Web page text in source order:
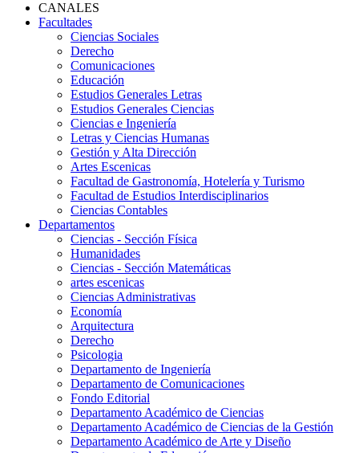
CANALES
Facultades
Ciencias Sociales
Derecho
Comunicaciones
Educación
Estudios Generales Letras
Estudios Generales Ciencias
Ciencias e Ingeniería
Letras y Ciencias Humanas
Gestión y Alta Dirección
Artes Escenicas
Facultad de Gastronomía, Hotelería y Turismo
Facultad de Estudios Interdisciplinarios
Ciencias Contables
Departamentos
Ciencias - Sección Física
Humanidades
Ciencias - Sección Matemáticas
artes escenicas
Ciencias Administrativas
Economía
Arquitectura
Derecho
Psicologia
Departamento de Ingeniería
Departamento de Comunicaciones
Fondo Editorial
Departamento Académico de Ciencias
Departamento Académico de Ciencias de la Gestión
Departamento Académico de Arte y Diseño